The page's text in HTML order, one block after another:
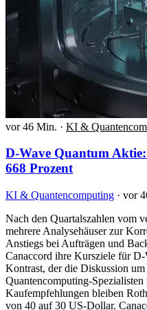
vor 46 Min. · KI &
D-Wave Quantum
668 Prozent
KI & Quantencomputing · vor
Nach den Quartalszahlen vom
mehrere Analysehäuser zur
Anstiegs bei Aufträgen und
Canaccord ihre Kursziele für
Kontrast, der die Diskussion
Quantencomputing-
Kaufempfehlungen bleiben
von 40 auf 30 US-Dollar.